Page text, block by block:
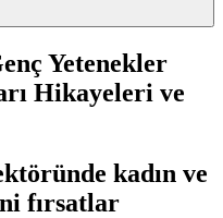
Yetenekler
Hikayeleri ve
kadın ve
fırsatlar